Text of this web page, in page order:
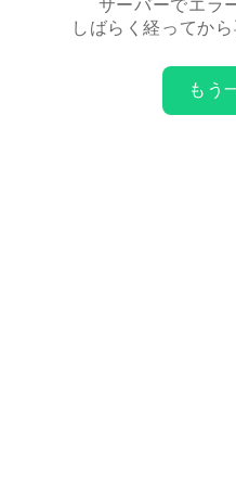
サーバーでエラ
しばらく経ってか
もう